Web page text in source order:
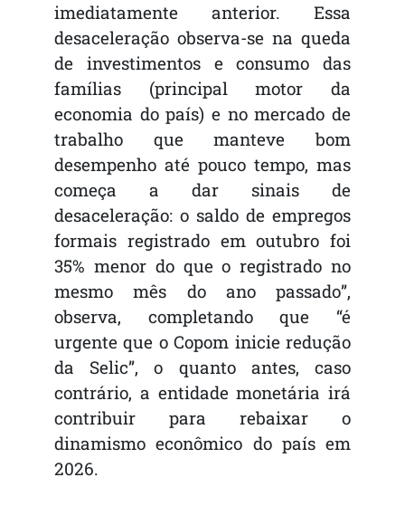
imediatamente anterior. Essa
desaceleração observa-se na queda
de investimentos e consumo das
famílias (principal motor da
economia do país) e no mercado de
trabalho que manteve bom
desempenho até pouco tempo, mas
começa a dar sinais de
desaceleração: o saldo de empregos
formais registrado em outubro foi
35% menor do que o registrado no
mesmo mês do ano passado”,
observa, completando que “é
urgente que o Copom inicie redução
da Selic”, o quanto antes, caso
contrário, a entidade monetária irá
contribuir para rebaixar o
dinamismo econômico do país em
2026.